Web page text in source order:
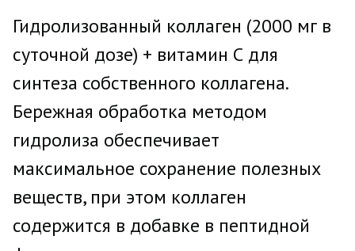
Гидролизованный коллаген (2000 мг в
суточной дозе) + витамин С для
синтеза собственного коллагена.
Бережная обработка методом
гидролиза обеспечивает
максимальное сохранение полезных
веществ, при этом коллаген
содержится в добавке в пептидной